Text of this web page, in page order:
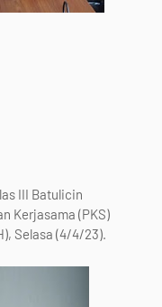
III Batulicin
Kerjasama (PKS)
Selasa (4/4/23).